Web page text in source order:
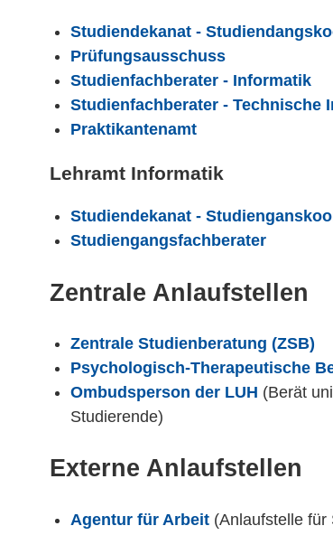
Studiendekanat -
Prüfungsausschuss
Studienfachberater - Informatik
Studienfachberater - Technische
Praktikantenamt
Lehramt Informatik
Studiendekanat -
Studiengangsfachberater
Zentrale Anlaufstellen
Zentrale Studienberatung (ZSB)
Psychologisch-Therapeutische
Ombudsperson der LUH (Berät
Studierende)
Externe Anlaufstellen
Agentur für Arbeit(Anlaufstelle für